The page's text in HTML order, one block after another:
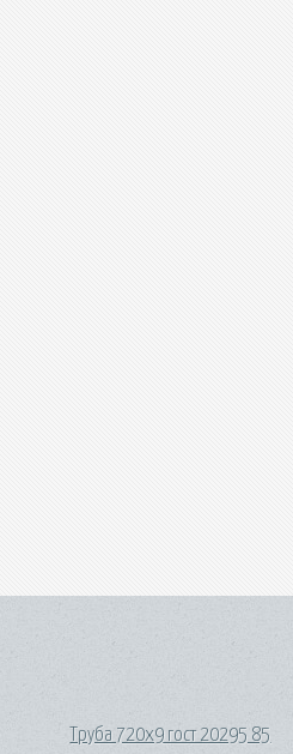
Труба 720х9 гост 20295 85